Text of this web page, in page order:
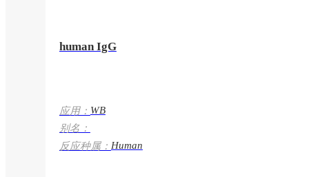
human IgG
应用： WB
别名：
反应种属： Human